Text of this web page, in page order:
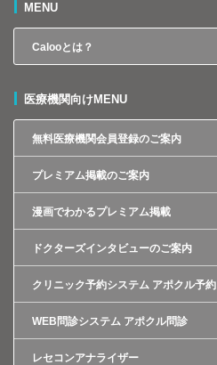
MENU
Calooとは？
医療機関向けMENU
無料医療機関会員登録のご案内
プレミアム掲載のご案内
漫画でわかるプレミアム掲載
ドクターズインタビューのご案内
クリニック予約システム アポクル予約
WEB問診システム アポクル問診
レセコンアナライザー